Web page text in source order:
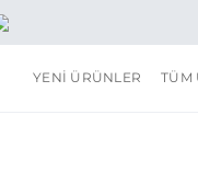
YENİ ÜRÜNLER TÜM